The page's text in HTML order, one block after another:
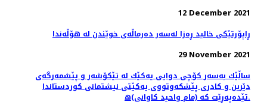
12 December 2021
ڕاپۆرتێکی خالید ڕەزا لەسەر دەرماڵەی خوێندن لە هۆڵەندا
29 November 2021
ساڵێك به‌سه‌ر كۆچی دوایی یه‌كێك له‌ تێكۆشه‌ر‌ و پێشمه‌رگه‌ی
دێرین و كادری پێشكه‌وتووی یه‌كێتی نیشتمانی كوردستاندا
تێده‌په‌ڕێت كه‌ (مام واحید كاوانی)ه‌.